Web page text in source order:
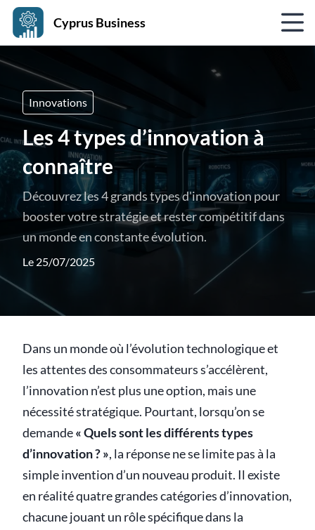
Cyprus Business
Innovations
Les 4 types d’innovation à
connaître
Découvrez les 4 grands types d'innovation pour
booster votre stratégie et rester compétitif dans
un monde en constante évolution.
Le 25/07/2025
Dans un monde où l’évolution technologique et
les attentes des consommateurs s’accélèrent,
l’innovation n’est plus une option, mais une
nécessité stratégique. Pourtant, lorsqu’on se
demande« Quels sont les différents types
d’innovation ? », la réponse ne se limite pas à la
simple invention d’un nouveau produit. Il existe
en réalité quatre grandes catégories d’innovation,
chacune jouant un rôle spécifique dans la